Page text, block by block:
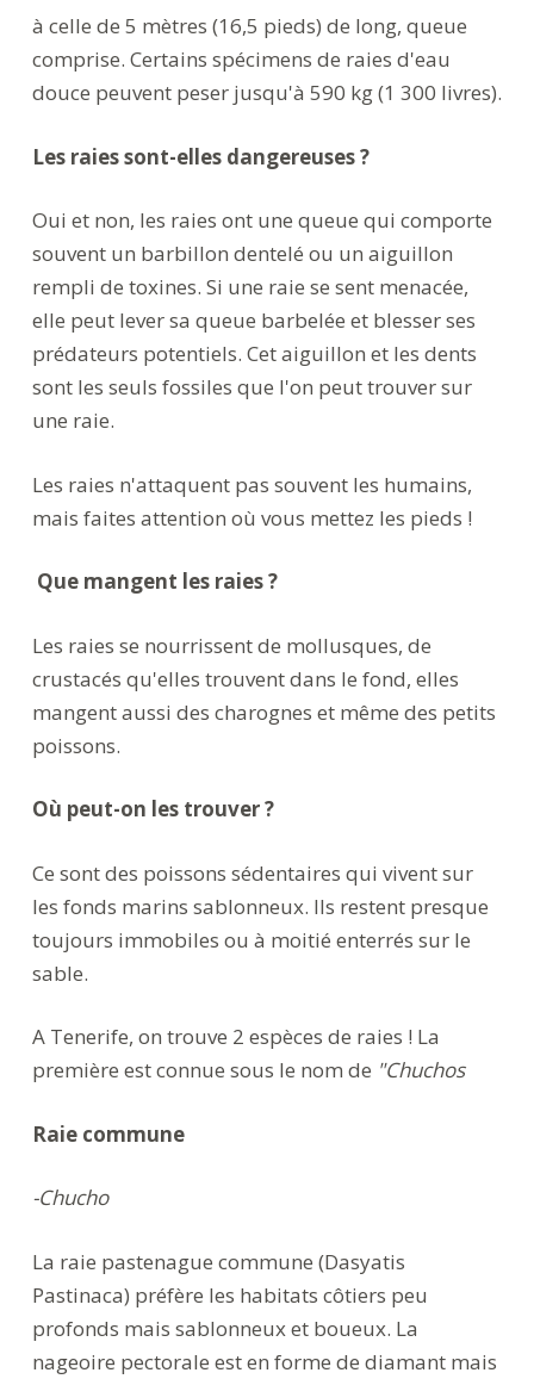
à celle de 5 mètres (16,5 pieds) de long, queue
comprise. Certains spécimens de raies d'eau
douce peuvent peser jusqu'à 590 kg (1 300 livres).
Les raies sont-elles dangereuses ?
Oui et non, les raies ont une queue qui comporte
souvent un barbillon dentelé ou un aiguillon
rempli de toxines. Si une raie se sent menacée,
elle peut lever sa queue barbelée et blesser ses
prédateurs potentiels. Cet aiguillon et les dents
sont les seuls fossiles que l'on peut trouver sur
une raie.
Les raies n'attaquent pas souvent les humains,
mais faites attention où vous mettez les pieds !
Que mangent les raies ?
Les raies se nourrissent de mollusques, de
crustacés qu'elles trouvent dans le fond, elles
mangent aussi des charognes et même des petits
poissons.
Où peut-on les trouver ?
Ce sont des poissons sédentaires qui vivent sur
les fonds marins sablonneux. Ils restent presque
toujours immobiles ou à moitié enterrés sur le
sable.
A Tenerife, on trouve 2 espèces de raies ! La
première est connue sous le nom de "Chuchos
Raie commune
-Chucho
La raie pastenague commune (Dasyatis
Pastinaca) préfère les habitats côtiers peu
profonds mais sablonneux et boueux. La
nageoire pectorale est en forme de diamant mais